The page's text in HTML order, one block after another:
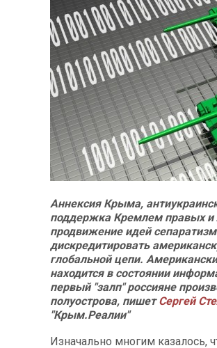
Аннексия Крыма,
поддержка Кремлем правых и
продвижение идей
дискредитировать
глобальной цепи.
находится в состоянии
первый "залп" россияне
полуострова, пишетСергей
"Крым.Реалии"
Изначально многим